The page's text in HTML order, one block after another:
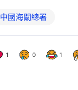
中國海關總署
1 0 1